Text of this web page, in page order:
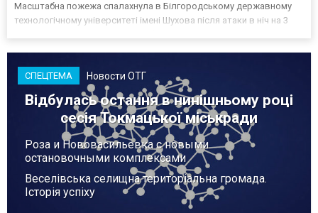
Масштабна пожежа спалахнула в Білгородському державному
технологічному університеті імені Шухова після атаки в ніч на 3
СПЕЦТЕМА Новости ОТГ
Відбулась остання в нинішньому році
сесія Токмацької міськради
Роза и Нововасильевка с новыми
остановочными комплексами
Веселівська селищна територіальна громада.
Історія успіху